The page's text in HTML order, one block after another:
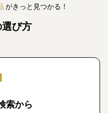
がきっと見つかる！
び方
索から